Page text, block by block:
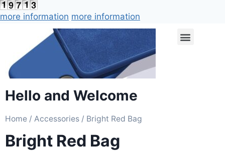
more information more information
Hello and Welcome
Home / Accessories / Bright Red Bag
Bright Red Bag